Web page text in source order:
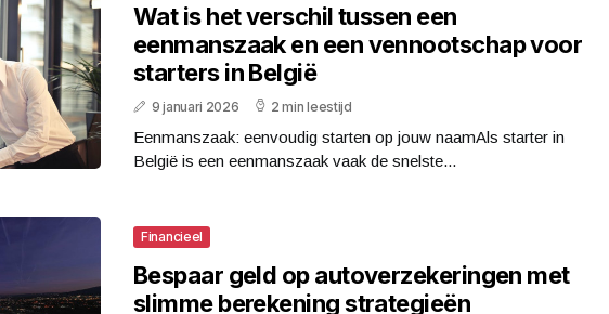
Wat is het verschil tussen een
eenmanszaak en een vennootschap voor
starters in België
9 januari 2026 2 min leestijd
Eenmanszaak: eenvoudig starten op jouw naamAls starter in
België is een eenmanszaak vaak de snelste...
Financieel
Bespaar geld op autoverzekeringen met
slimme berekening strategieën